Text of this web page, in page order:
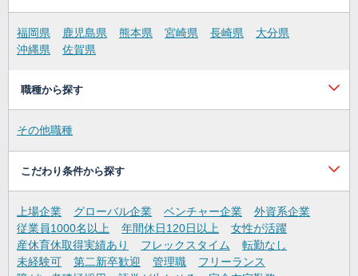
福岡県 鹿児島県 熊本県 宮崎県 長崎県
大分県
沖縄県
佐賀県
職種から探す
その他職種
こだわり条件から探す
上場企業 グローバル企業 ベンチャー企業
外資系企業
従業員1000名以上
年間休日120日以上
女性が活躍
産休育休取得実績あり
フレックスタイム
転勤なし
未経験可
第二新卒歓迎 管理職
フリーランス